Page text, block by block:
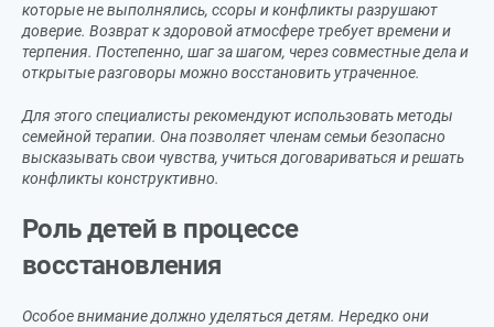
которые не выполнялись, ссоры и конфликты разрушают
доверие. Возврат к здоровой атмосфере требует времени и
терпения. Постепенно, шаг за шагом, через совместные дела и
открытые разговоры можно восстановить утраченное.
Для этого специалисты рекомендуют использовать методы
семейной терапии. Она позволяет членам семьи безопасно
высказывать свои чувства, учиться договариваться и решать
конфликты конструктивно.
Роль детей в процессе
восстановления
Особое внимание должно уделяться детям. Нередко они